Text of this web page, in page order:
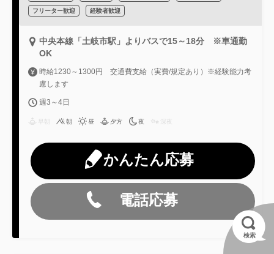
フリーター歓迎 経験者歓迎
中央本線「土岐市駅」よりバスで15～18分 ※車通勤
OK
時給1230～1300円 交通費支給（実費/規定あり）※経験能力考
慮します
週3～4日
朝 昼 夕方 夜 深夜
かんたん応募
電話応募
検索